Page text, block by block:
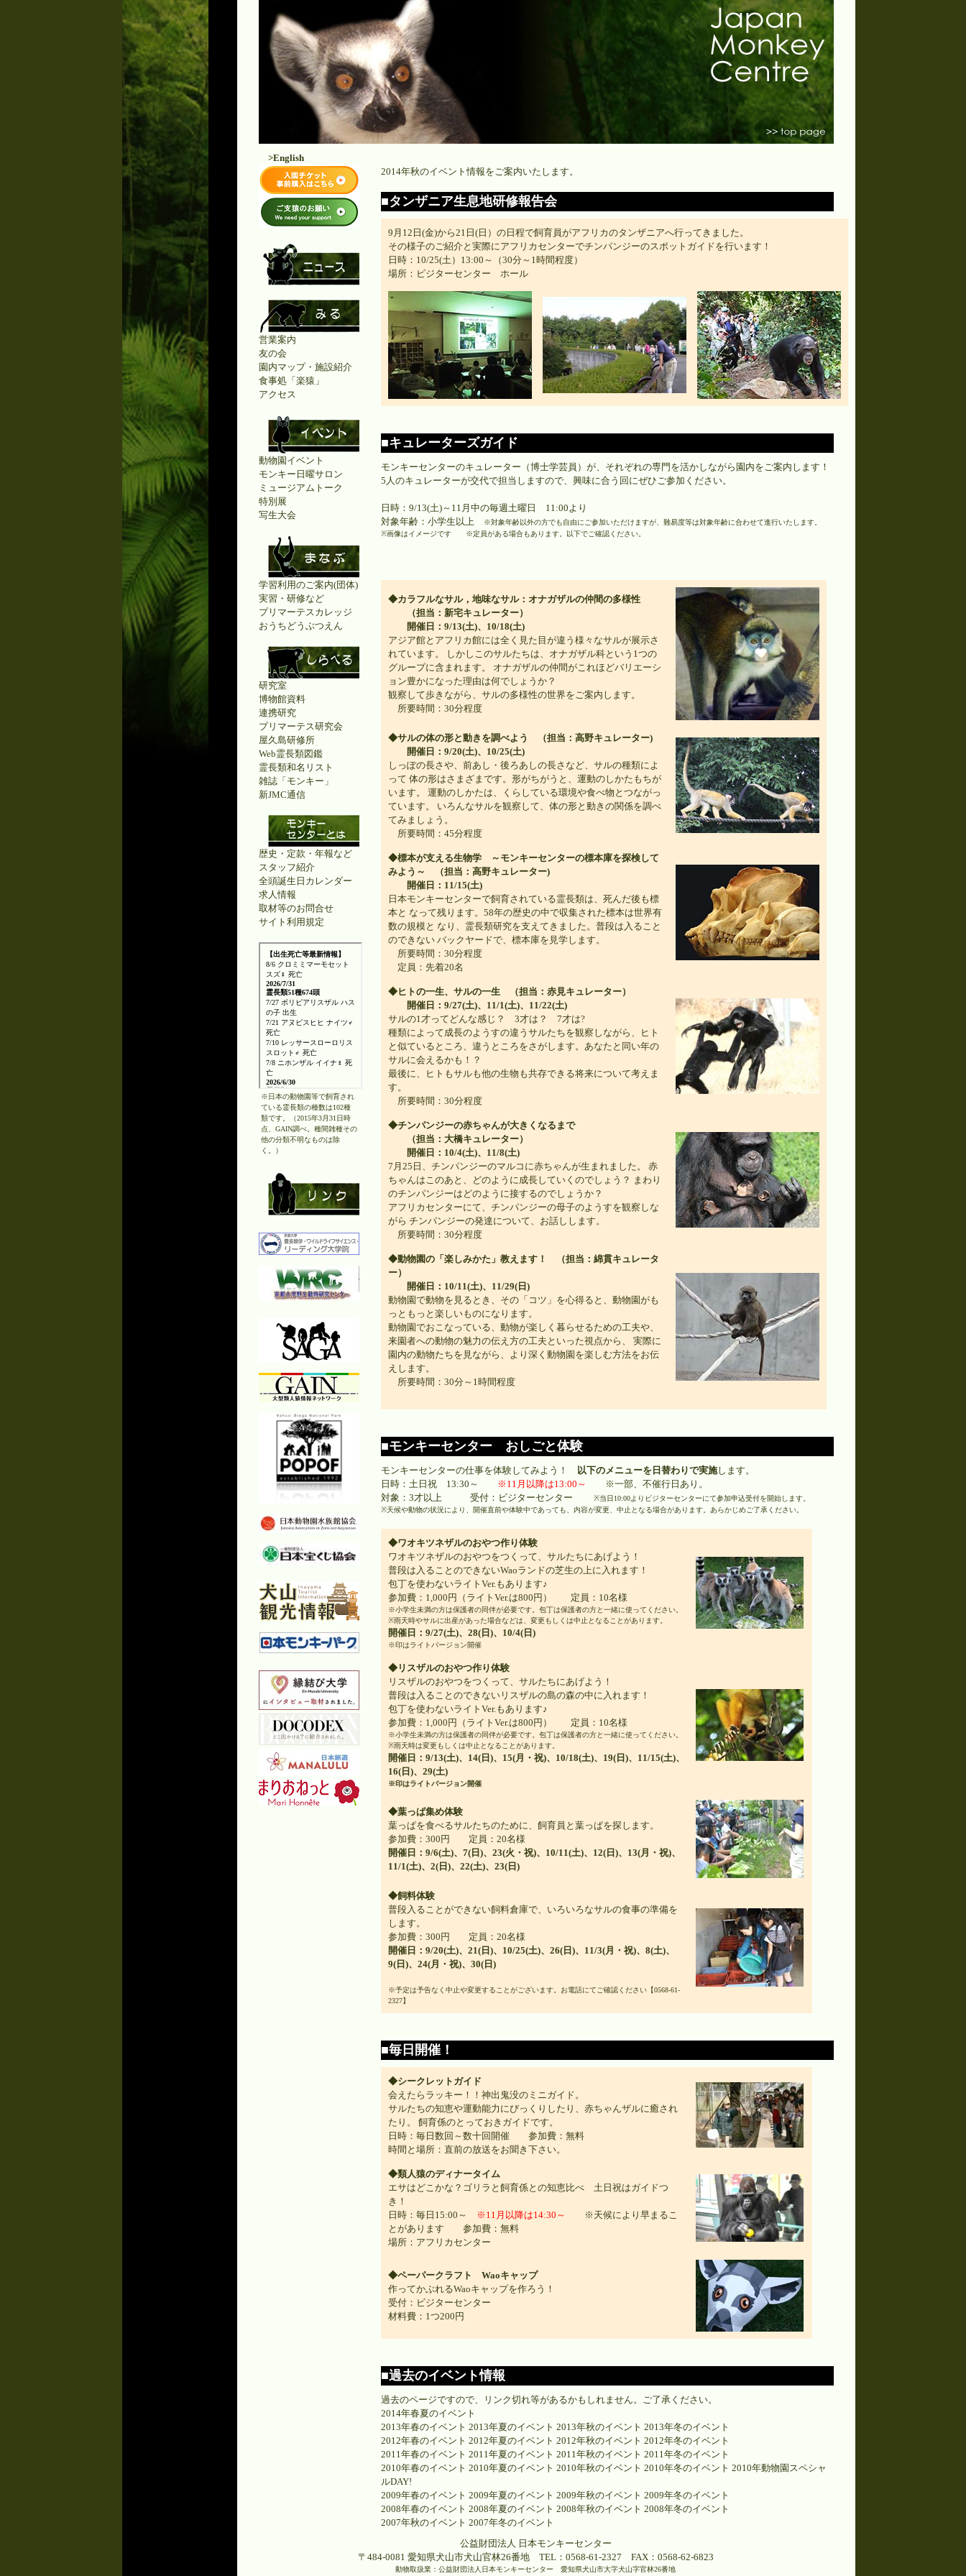
2014年秋のイベント情報をご案内いたします。
■タンザニア生息地研修報告会
9月12日(金)から21日(日）の日程で飼育員がアフリカのタンザニアへ行ってきました。
その様子のご紹介と実際にアフリカセンターでチンパンジーのスポットガイドを行います！
日時：10/25(土）13:00～（30分～1時間程度）
場所：ビジターセンター ホール
■キュレーターズガイド
モンキーセンターのキュレーター（博士学芸員）が、それぞれの専門を活かしながら園内をご案内します！
5人のキュレーターが交代で担当しますので、興味に合う回にぜひご参加ください。
日時：9/13(土)～11月中の毎週土曜日 11:00より
対象年齢：小学生以上
※対象年齢以外の方でも自由にご参加いただけますが、難易度等は対象年齢に合わせて進行いたします。
※画像はイメージです ※定員がある場合もあります。以下でご確認ください。
◆カラフルなサル，地味なサル：オナガザルの仲間の多様性
（担当：新宅キュレーター）
開催日：9/13(土)、10/18(土)
アジア館とアフリカ館には全く見た目が違う様々なサルが展示さ
れています。 しかしこのサルたちは、オナガザル科という1つの
グループに含まれます。 オナガザルの仲間がこれほどバリエーシ
ョン豊かになった理由は何でしょうか？
観察して歩きながら、サルの多様性の世界をご案内します。
所要時間：30分程度
◆サルの体の形と動きを調べよう （担当：高野キュレーター)
開催日：9/20(土)、10/25(土)
しっぽの長さや、前あし・後ろあしの長さなど、サルの種類によ
って 体の形はさまざまです。形がちがうと、運動のしかたもちが
います。 運動のしかたは、くらしている環境や食べ物とつながっ
ています。 いろんなサルを観察して、体の形と動きの関係を調べ
てみましょう。
所要時間：45分程度
◆標本が支える生物学 ～モンキーセンターの標本庫を探検して
みよう～ （担当：高野キュレーター)
開催日：11/15(土)
日本モンキーセンターで飼育されている霊長類は、死んだ後も標
本と なって残ります。58年の歴史の中で収集された標本は世界有
数の規模と なり、霊長類研究を支えてきました。普段は入ること
のできない バックヤードで、標本庫を見学します。
所要時間：30分程度
定員：先着20名
◆ヒトの一生、サルの一生 （担当：赤見キュレーター）
開催日：9/27(土)、11/1(土)、11/22(土)
サルの1才ってどんな感じ？ 3才は？ 7才は?
種類によって成長のようすの違うサルたちを観察しながら、ヒト
と似ているところ、違うところをさがします。あなたと同い年の
サルに会えるかも！？
最後に、ヒトもサルも他の生物も共存できる将来について考えま
す。
所要時間：30分程度
◆チンパンジーの赤ちゃんが大きくなるまで
（担当：大橋キュレーター）
開催日：10/4(土)、11/8(土)
7月25日、チンパンジーのマルコに赤ちゃんが生まれました。 赤
ちゃんはこのあと、どのように成長していくのでしょう？ まわり
のチンパンジーはどのように接するのでしょうか？
アフリカセンターにて、チンパンジーの母子のようすを観察しな
がら チンパンジーの発達について、お話しします。
所要時間：30分程度
◆動物園の「楽しみかた」教えます！ （担当：綿貫キュレータ
ー）
開催日：10/11(土)、11/29(日)
動物園で動物を見るとき、その「コツ」を心得ると、動物園がも
っともっと楽しいものになります。
動物園でおこなっている、動物が楽しく暮らせるための工夫や、
来園者への動物の魅力の伝え方の工夫といった視点から、 実際に
園内の動物たちを見ながら、より深く動物園を楽しむ方法をお伝
えします。
所要時間：30分～1時間程度
■モンキーセンター おしごと体験
モンキーセンターの仕事を体験してみよう！ 以下のメニューを日替わりで実施します。
日時：土日祝 13:30～
※11月以降は13:00～
※一部、不催行日あり。
対象：3才以上 受付：ビジターセンター
※当日10:00よりビジターセンターにて参加申込受付を開始します。
※天候や動物の状況により、開催直前や体験中であっても、内容が変更、中止となる場合があります。あらかじめご了承ください。
◆ワオキツネザルのおやつ作り体験
ワオキツネザルのおやつをつくって、サルたちにあげよう！
普段は入ることのできないWaoランドの芝生の上に入れます！
包丁を使わないライトVer.もあります♪
参加費：1,000円（ライトVer.は800円） 定員：10名様
※小学生未満の方は保護者の同伴が必要です。包丁は保護者の方と一緒に使ってください。
※雨天時やサルに出産があった場合などは、変更もしくは中止となることがあります。
開催日：9/27(土)、28(日)、10/4(日)
※印はライトバージョン開催
◆リスザルのおやつ作り体験
リスザルのおやつをつくって、サルたちにあげよう！
普段は入ることのできないリスザルの島の森の中に入れます！
包丁を使わないライトVer.もあります♪
参加費：1,000円（ライトVer.は800円） 定員：10名様
※小学生未満の方は保護者の同伴が必要です。包丁は保護者の方と一緒に使ってください。
※雨天時は変更もしくは中止となることがあります。
開催日：9/13(土)、14(日)、15(月・祝)、10/18(土)、19(日)、11/15(土)、
16(日)、29(土)
※印はライトバージョン開催
◆葉っぱ集め体験
葉っぱを食べるサルたちのために、飼育員と葉っぱを探します。
参加費：300円 定員：20名様
開催日：9/6(土)、7(日)、23(火・祝)、10/11(土)、12(日)、13(月・祝)、
11/1(土)、2(日)、22(土)、23(日)
◆飼料体験
普段入ることができない飼料倉庫で、いろいろなサルの食事の準備を
します。
参加費：300円 定員：20名様
開催日：9/20(土)、21(日)、10/25(土)、26(日)、11/3(月・祝)、8(土)、
9(日)、24(月・祝)、30(日)
※予定は予告なく中止や変更することがございます。お電話にてご確認ください【0568-61-
2327】
■毎日開催！
◆シークレットガイド
会えたらラッキー！！神出鬼没のミニガイド。
サルたちの知恵や運動能力にびっくりしたり、赤ちゃんザルに癒され
たり。 飼育係のとっておきガイドです。
日時：毎日数回～数十回開催 参加費：無料
時間と場所：直前の放送をお聞き下さい。
◆類人猿のディナータイム
エサはどこかな？ゴリラと飼育係との知恵比べ 土日祝はガイドつ
き！
日時：毎日15:00～
※11月以降は14:30～
※天候により早まるこ
とがあります 参加費：無料
場所：アフリカセンター
◆ペーパークラフト Waoキャップ
作ってかぶれるWaoキャップを作ろう！
受付：ビジターセンター
材料費：1つ200円
■過去のイベント情報
過去のページですので、リンク切れ等があるかもしれません。ご了承ください。
2014年春夏のイベント
2013年春のイベント 2013年夏のイベント 2013年秋のイベント 2013年冬のイベント
2012年春のイベント 2012年夏のイベント 2012年秋のイベント 2012年冬のイベント
2011年春のイベント 2011年夏のイベント 2011年秋のイベント 2011年冬のイベント
2010年春のイベント 2010年夏のイベント 2010年秋のイベント 2010年冬のイベント 2010年動物園スペシャ
ルDAY!
2009年春のイベント 2009年夏のイベント 2009年秋のイベント 2009年冬のイベント
2008年春のイベント 2008年夏のイベント 2008年秋のイベント 2008年冬のイベント
2007年秋のイベント 2007年冬のイベント
>English
営業案内
友の会
園内マップ・施設紹介
食事処「楽猿」
アクセス
動物園イベント
モンキー日曜サロン
ミュージアムトーク
特別展
写生大会
学習利用のご案内(団体)
実習・研修など
プリマーテスカレッジ
おうちどうぶつえん
研究室
博物館資料
連携研究
プリマーテス研究会
屋久島研修所
Web霊長類図鑑
霊長類和名リスト
雑誌「モンキー」
新JMC通信
歴史・定款・年報など
スタッフ紹介
全頭誕生日カレンダー
求人情報
取材等のお問合せ
サイト利用規定
※日本の動物園等で飼育され
ている霊長類の種数は102種
類です。（2015年3月31日時
点、GAIN調べ。種間雑種その
他の分類不明なものは除
く。）
公益財団法人 日本モンキーセンター
〒484-0081 愛知県犬山市犬山官林26番地 TEL：0568-61-2327 FAX：0568-62-6823
動物取扱業：公益財団法人日本モンキーセンター 愛知県犬山市大字犬山字官林26番地